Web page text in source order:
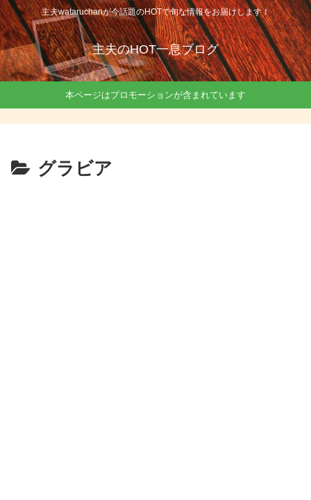
主夫wataruchanが今話題のHOTで旬な情報をお届けします！
主夫のHOT一息ブログ
本ページはプロモーションが含まれています
グラビア